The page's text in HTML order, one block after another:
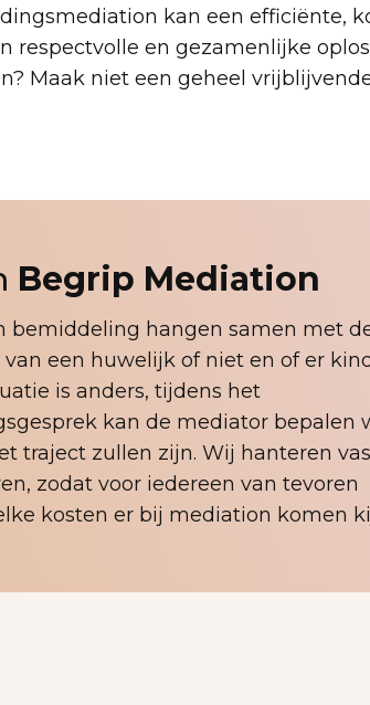
kan een efficiënte,
respectvolle en gezamenlijke
Maak niet een geheel
Begrip Mediation
bemiddeling hangen samen met
van een huwelijk of niet en of er
is anders, tijdens het
kan de mediator bepalen
traject zullen zijn. Wij hanteren
zodat voor iedereen van tevoren
kosten er bij mediation komen